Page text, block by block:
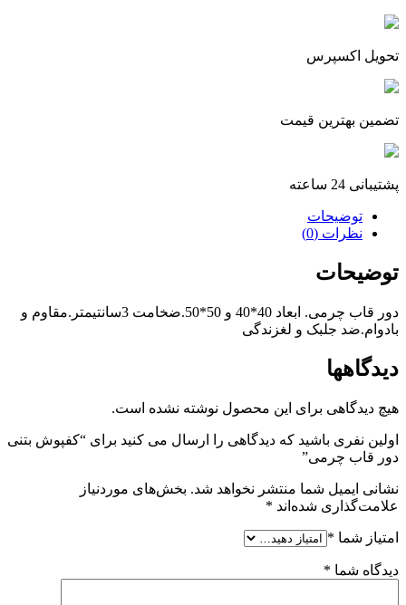
تحویل اکسپرس
تضمین بهترین قیمت
پشتیبانی 24 ساعته
توضیحات
نظرات (0)
توضیحات
دور قاب چرمی. ابعاد 40*40 و 50*50.ضخامت 3سانتیمتر.مقاوم و
بادوام.ضد جلبک و لغزندگی
دیدگاهها
هیچ دیدگاهی برای این محصول نوشته نشده است.
اولین نفری باشید که دیدگاهی را ارسال می کنید برای “کفپوش بتنی
دور قاب چرمی”
نشانی ایمیل شما منتشر نخواهد شد. بخش‌های موردنیاز
علامت‌گذاری شده‌اند *
امتیاز شما *
دیدگاه شما *